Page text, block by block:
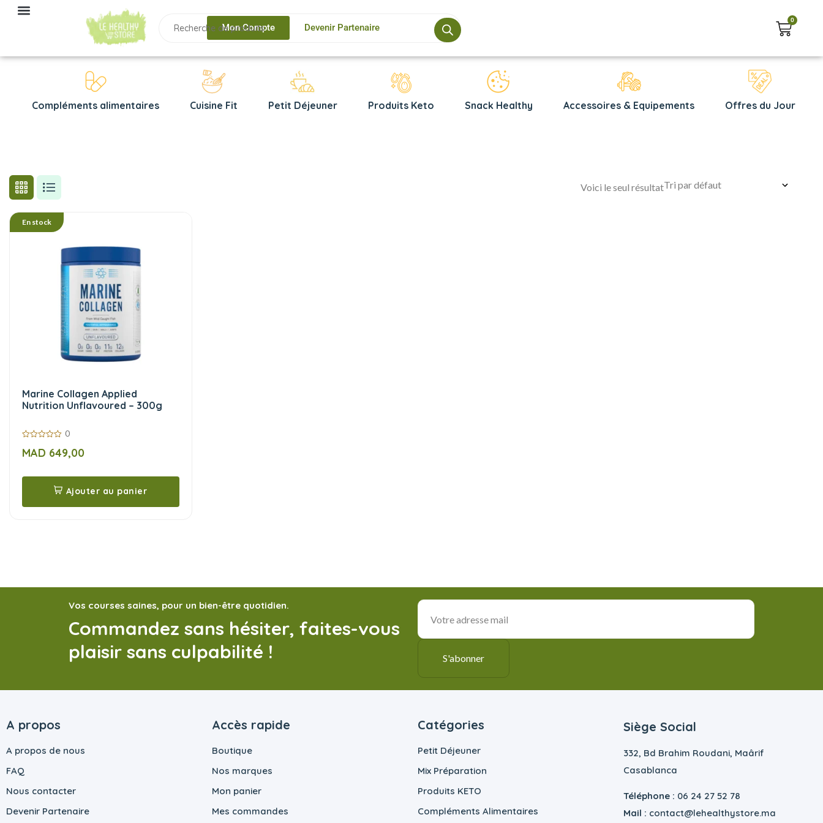
Mon Compte Devenir Partenaire
0
Compléments alimentaires Cuisine Fit Petit Déjeuner Produits Keto Snack Healthy Accessoires & Equipements Offres du Jour
Voici le seul résultat
En stock
Marine Collagen Applied
Nutrition Unflavoured – 300g
sur
5
0
MAD 649,00
Ajouter au panier
Vos courses saines, pour un bien-être quotidien.
Commandez sans hésiter, faites-vous
plaisir sans culpabilité !
A propos
A propos de nous
FAQ
Nous contacter
Devenir Partenaire
Accès rapide
Boutique
Nos marques
Mon panier
Mes commandes
Catégories
Petit Déjeuner
Mix Préparation
Produits KETO
Compléments Alimentaires
Siège Social
332, Bd Brahim Roudani, Maârif
Casablanca
Téléphone : 06 24 27 52 78
Mail : contact@lehealthystore.ma